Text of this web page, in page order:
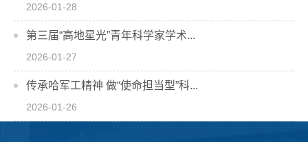
2026-01-28
第三届“高地星光”青年科学家学术...
2026-01-27
传承哈军工精神 做“使命担当型”科...
2026-01-26